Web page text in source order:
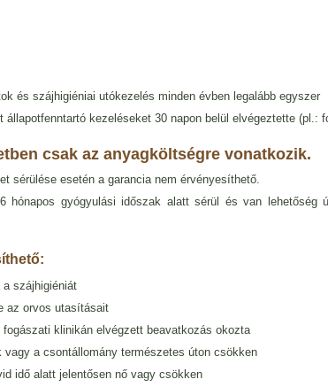
és szájhigiéniai utókezelés minden évben legalább egyszer
állapotfenntartó kezeléseket 30 napon belül elvégeztette (pl.:
csak az anyagköltségre vonatkozik.
sérülése esetén a garancia nem érvényesíthető.
hónapos gyógyulási időszak alatt sérül és van lehetőség
a szájhigiéniát
az orvos utasításait
fogászati klinikán elvégzett beavatkozás okozta
vagy a csontállomány természetes úton csökken
idő alatt jelentősen nő vagy csökken